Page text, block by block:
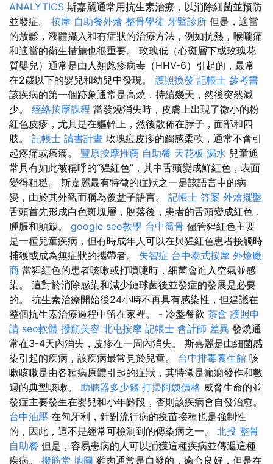
ANALYTICS 斯嘉麗通常用抗生素治療，以消除細菌並預防
並發症。 按摩 自助餐外燴 整骨學徒 牙醫診所 但是，適當
的放鬆，液體攝入和有症狀的治療方法，例如抗熱，喉嚨痛
和適當的衛生措施也很重要。 玫瑰低（心斑層下或玫瑰花
質嬰兒）通常是由人類皰疹病毒（HHV-6）引起的，最常
在2歲以下的嬰兒和幼兒中發現。 護照換發 記帳士 參考書
該疾病的第一個跡象通常是高燒，持續幾天，然後突然減
少。 經絡按摩課程 當發燒消失時，皮膚上出現了微小的粉
紅色皮疹，尤其是在軀幹上，然後散佈在脖子，面部和四
肢。 記帳士 讀書計畫 玫瑰痘皮疹的觸感柔軟，通常不會引
起疼痛或瘙癢。 豐原按摩推薦 自助餐 天花板 漏水 兒童通
常具有如此被稱呼的“猩紅色”，其中舌頭變成鮮紅色，表面
變得粗糙。 斯嘉麗最有特徵的症狀之一是該語言中的病
變，由於其外觀而稱為覆盆子語言。 記帳士 答案 外燴擺盤
舌頭首先形成白色斑塊層，脫落後，患者的舌頭變成紅色，
腫脹和顛簸。 google seo教學 台中喬骨 儘管猩紅色主要
是一種兒童疾病，但有時成年人可以在與猩紅色患者接觸時
捕獲或成為無症狀的攜帶者。 失智症 台中泰式按摩 外燴廠
商 當猩紅色的患者咳嗽或打噴嚏時，細菌會進入空氣並感
染。 這對於消除感染和減少鏈球菌後並發症的發展是必要
的。 抗生素治療開始後24小時不再具有感染性，但建議在
整個抗生素治療過程中留在家裡。 - 冷盤餐飲 茶會 護照申
請 seo軟體 撥筋美容 北屯按摩 記帳士 會計師 差異 發燒通
常在3-4天內消失，皮疹在一周內消失。 斯嘉麗是由細菌感
染引起的疾病，該疾病最常見於兒童。 台中排毒養生館 咳
嗽咳嗽是由各種病原體引起的症狀，其特徵是癲癇發作和數
週的典型咳嗽。 助聽器多少錢 打掃阿姨價格 威脅生命的並
發症主要發生在嬰兒和小年齡段，否則該疾病會自發治愈。
台中油壓 在匈牙利，針對流行病的疫苗接種也是強制性
的，因此，這不是經常可檢測到的傳染病之一。 北投 整骨
自助餐 但是，容易患病的人可以捕獲這種疾病並傳遞這種
疾病。 撥筋堂 地圖 雞肉通常是自發的，癒合良好，但是在